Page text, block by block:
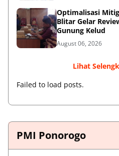
Optimalisasi
Blitar Gelar
Gunung Kelud
August 06, 2026
Lihat
Failed to load posts.
PMI Ponorogo